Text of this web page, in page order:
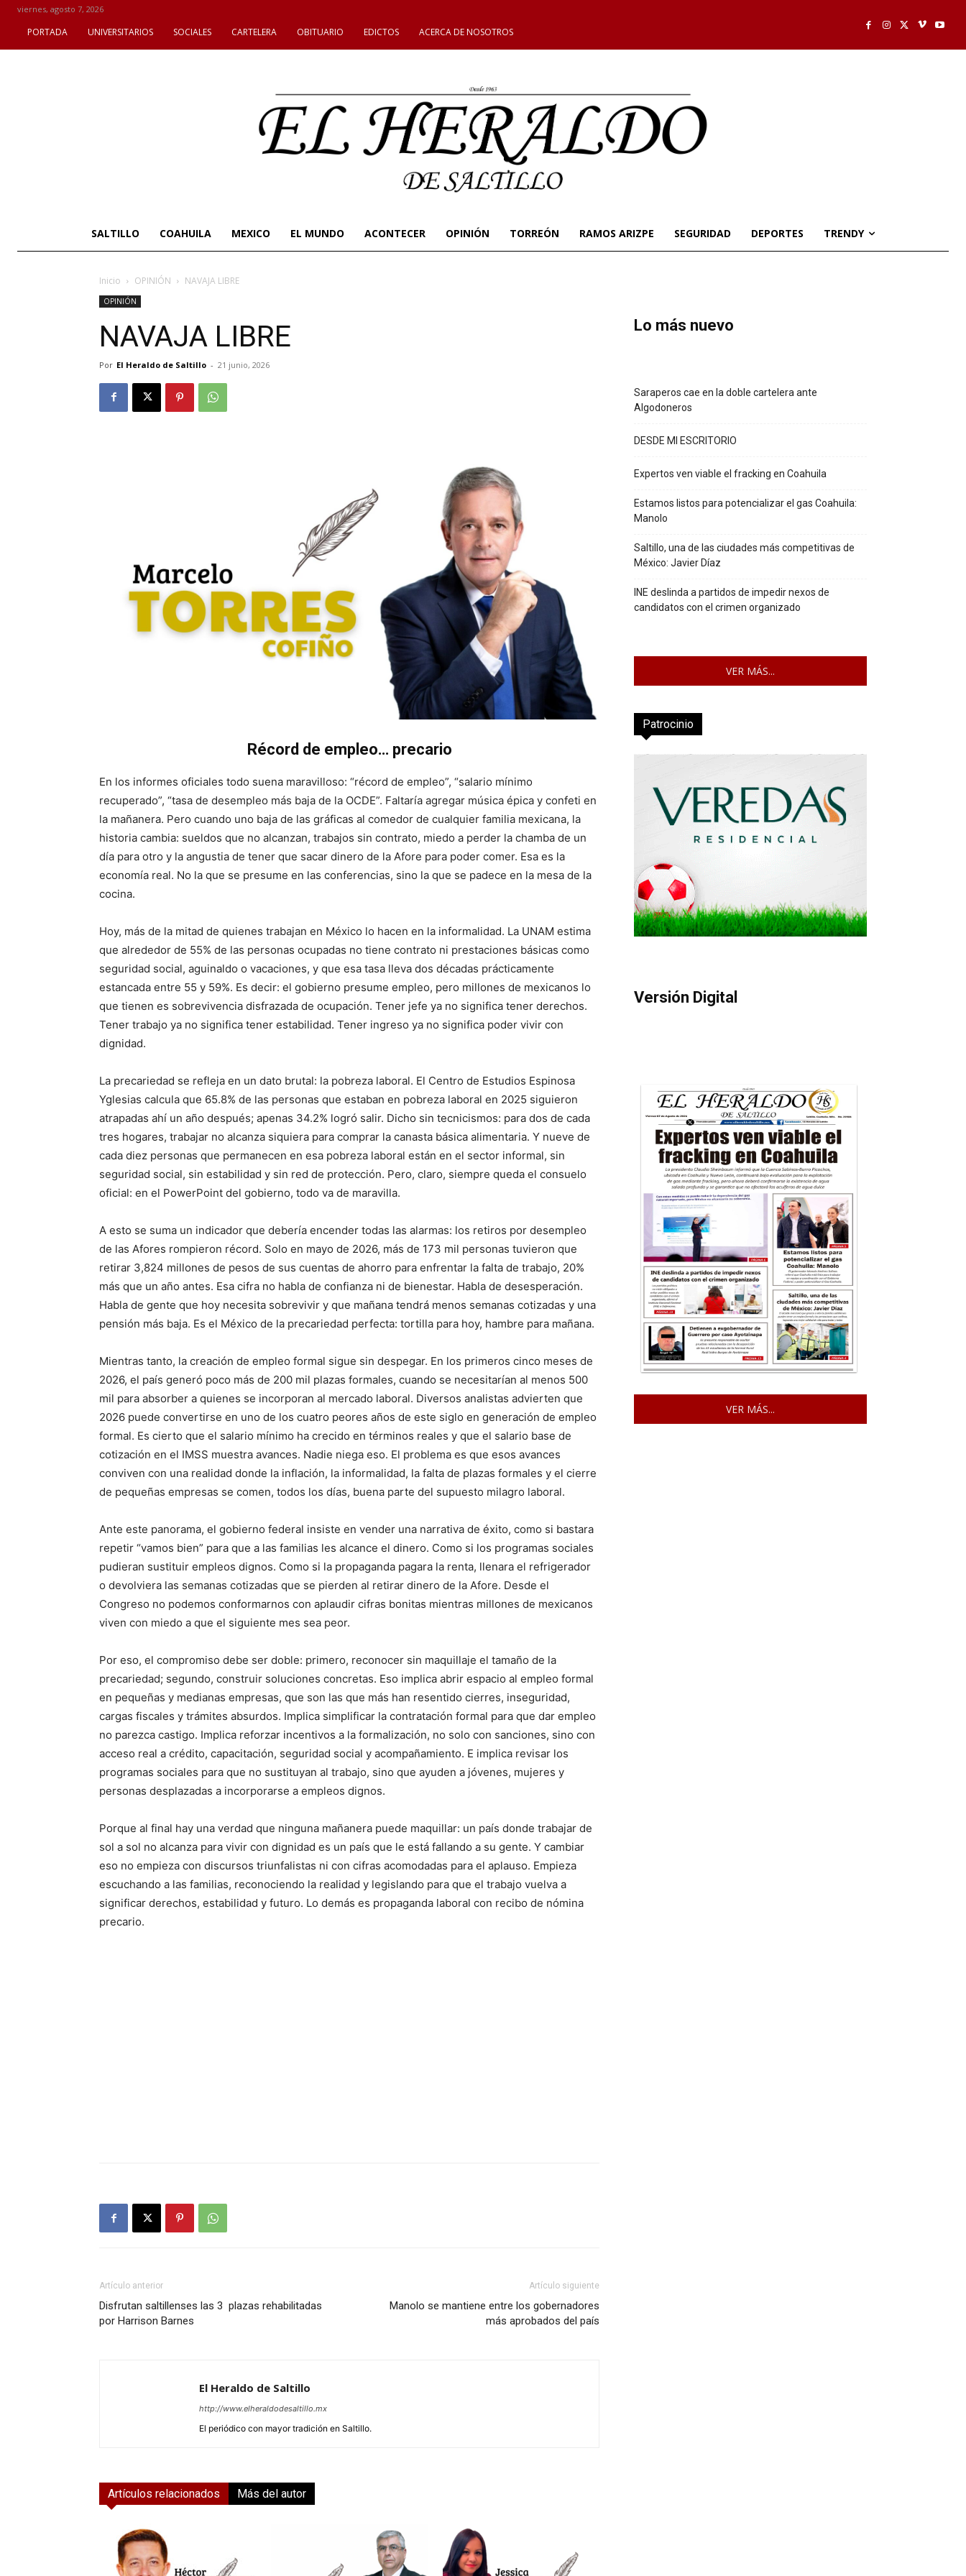
viernes, agosto 7, 2026
PORTADA UNIVERSITARIOS SOCIALES CARTELERA OBITUARIO EDICTOS ACERCA DE NOSOTROS
SALTILLO COAHUILA MEXICO EL MUNDO ACONTECER OPINIÓN TORREÓN RAMOS ARIZPE SEGURIDAD DEPORTES TRENDY
Inicio OPINIÓN NAVAJA LIBRE
OPINIÓN
NAVAJA LIBRE
Por El Heraldo de Saltillo - 21 junio, 2026
Récord de empleo… precario
En los informes oficiales todo suena maravilloso: “récord de empleo”, “salario mínimo
recuperado”, “tasa de desempleo más baja de la OCDE”. Faltaría agregar música épica y confeti en
la mañanera. Pero cuando uno baja de las gráficas al comedor de cualquier familia mexicana, la
historia cambia: sueldos que no alcanzan, trabajos sin contrato, miedo a perder la chamba de un
día para otro y la angustia de tener que sacar dinero de la Afore para poder comer. Esa es la
economía real. No la que se presume en las conferencias, sino la que se padece en la mesa de la
cocina.
Hoy, más de la mitad de quienes trabajan en México lo hacen en la informalidad. La UNAM estima
que alrededor de 55% de las personas ocupadas no tiene contrato ni prestaciones básicas como
seguridad social, aguinaldo o vacaciones, y que esa tasa lleva dos décadas prácticamente
estancada entre 55 y 59%. Es decir: el gobierno presume empleo, pero millones de mexicanos lo
que tienen es sobrevivencia disfrazada de ocupación. Tener jefe ya no significa tener derechos.
Tener trabajo ya no significa tener estabilidad. Tener ingreso ya no significa poder vivir con
dignidad.
La precariedad se refleja en un dato brutal: la pobreza laboral. El Centro de Estudios Espinosa
Yglesias calcula que 65.8% de las personas que estaban en pobreza laboral en 2025 siguieron
atrapadas ahí un año después; apenas 34.2% logró salir. Dicho sin tecnicismos: para dos de cada
tres hogares, trabajar no alcanza siquiera para comprar la canasta básica alimentaria. Y nueve de
cada diez personas que permanecen en esa pobreza laboral están en el sector informal, sin
seguridad social, sin estabilidad y sin red de protección. Pero, claro, siempre queda el consuelo
oficial: en el PowerPoint del gobierno, todo va de maravilla.
A esto se suma un indicador que debería encender todas las alarmas: los retiros por desempleo
de las Afores rompieron récord. Solo en mayo de 2026, más de 173 mil personas tuvieron que
retirar 3,824 millones de pesos de sus cuentas de ahorro para enfrentar la falta de trabajo, 20%
más que un año antes. Esa cifra no habla de confianza ni de bienestar. Habla de desesperación.
Habla de gente que hoy necesita sobrevivir y que mañana tendrá menos semanas cotizadas y una
pensión más baja. Es el México de la precariedad perfecta: tortilla para hoy, hambre para mañana.
Mientras tanto, la creación de empleo formal sigue sin despegar. En los primeros cinco meses de
2026, el país generó poco más de 200 mil plazas formales, cuando se necesitarían al menos 500
mil para absorber a quienes se incorporan al mercado laboral. Diversos analistas advierten que
2026 puede convertirse en uno de los cuatro peores años de este siglo en generación de empleo
formal. Es cierto que el salario mínimo ha crecido en términos reales y que el salario base de
cotización en el IMSS muestra avances. Nadie niega eso. El problema es que esos avances
conviven con una realidad donde la inflación, la informalidad, la falta de plazas formales y el cierre
de pequeñas empresas se comen, todos los días, buena parte del supuesto milagro laboral.
Ante este panorama, el gobierno federal insiste en vender una narrativa de éxito, como si bastara
repetir “vamos bien” para que a las familias les alcance el dinero. Como si los programas sociales
pudieran sustituir empleos dignos. Como si la propaganda pagara la renta, llenara el refrigerador
o devolviera las semanas cotizadas que se pierden al retirar dinero de la Afore. Desde el
Congreso no podemos conformarnos con aplaudir cifras bonitas mientras millones de mexicanos
viven con miedo a que el siguiente mes sea peor.
Por eso, el compromiso debe ser doble: primero, reconocer sin maquillaje el tamaño de la
precariedad; segundo, construir soluciones concretas. Eso implica abrir espacio al empleo formal
en pequeñas y medianas empresas, que son las que más han resentido cierres, inseguridad,
cargas fiscales y trámites absurdos. Implica simplificar la contratación formal para que dar empleo
no parezca castigo. Implica reforzar incentivos a la formalización, no solo con sanciones, sino con
acceso real a crédito, capacitación, seguridad social y acompañamiento. E implica revisar los
programas sociales para que no sustituyan al trabajo, sino que ayuden a jóvenes, mujeres y
personas desplazadas a incorporarse a empleos dignos.
Porque al final hay una verdad que ninguna mañanera puede maquillar: un país donde trabajar de
sol a sol no alcanza para vivir con dignidad es un país que le está fallando a su gente. Y cambiar
eso no empieza con discursos triunfalistas ni con cifras acomodadas para el aplauso. Empieza
escuchando a las familias, reconociendo la realidad y legislando para que el trabajo vuelva a
significar derechos, estabilidad y futuro. Lo demás es propaganda laboral con recibo de nómina
precario.
Artículo anterior
Disfrutan saltillenses las 3 plazas rehabilitadas
por Harrison Barnes
Artículo siguiente
Manolo se mantiene entre los gobernadores
más aprobados del país
El Heraldo de Saltillo
http://www.elheraldodesaltillo.mx
El periódico con mayor tradición en Saltillo.
Artículos relacionados Más del autor
Lo más nuevo
Saraperos cae en la doble cartelera ante
Algodoneros
DESDE MI ESCRITORIO
Expertos ven viable el fracking en Coahuila
Estamos listos para potencializar el gas Coahuila:
Manolo
Saltillo, una de las ciudades más competitivas de
México: Javier Díaz
INE deslinda a partidos de impedir nexos de
candidatos con el crimen organizado
VER MÁS...
Patrocinio
Versión Digital
VER MÁS...